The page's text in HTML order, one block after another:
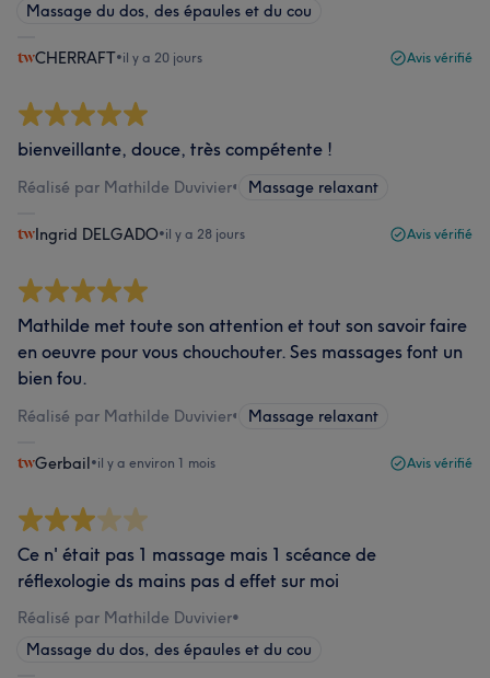
Massage du dos, des épaules et du cou
CHERRAFT•il y a 20 jours Avis vérifié
bienveillante, douce, très compétente !
Réalisé par Mathilde Duvivier• Massage relaxant
Ingrid DELGADO•il y a 28 jours Avis vérifié
Mathilde met toute son attention et tout son savoir faire
en oeuvre pour vous chouchouter. Ses massages font un
bien fou.
Réalisé par Mathilde Duvivier• Massage relaxant
Gerbail•il y a environ 1 mois Avis vérifié
Ce n' était pas 1 massage mais 1 scéance de
réflexologie ds mains pas d effet sur moi
Réalisé par Mathilde Duvivier•
Massage du dos, des épaules et du cou